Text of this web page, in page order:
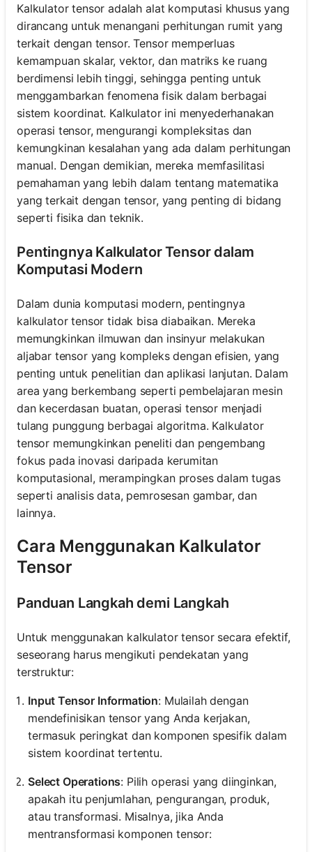
Kalkulator tensor adalah alat komputasi khusus yang
dirancang untuk menangani perhitungan rumit yang
terkait dengan tensor. Tensor memperluas
kemampuan skalar, vektor, dan matriks ke ruang
berdimensi lebih tinggi, sehingga penting untuk
menggambarkan fenomena fisik dalam berbagai
sistem koordinat. Kalkulator ini menyederhanakan
operasi tensor, mengurangi kompleksitas dan
kemungkinan kesalahan yang ada dalam perhitungan
manual. Dengan demikian, mereka memfasilitasi
pemahaman yang lebih dalam tentang matematika
yang terkait dengan tensor, yang penting di bidang
seperti fisika dan teknik.
Pentingnya Kalkulator Tensor dalam
Komputasi Modern
Dalam dunia komputasi modern, pentingnya
kalkulator tensor tidak bisa diabaikan. Mereka
memungkinkan ilmuwan dan insinyur melakukan
aljabar tensor yang kompleks dengan efisien, yang
penting untuk penelitian dan aplikasi lanjutan. Dalam
area yang berkembang seperti pembelajaran mesin
dan kecerdasan buatan, operasi tensor menjadi
tulang punggung berbagai algoritma. Kalkulator
tensor memungkinkan peneliti dan pengembang
fokus pada inovasi daripada kerumitan
komputasional, merampingkan proses dalam tugas
seperti analisis data, pemrosesan gambar, dan
lainnya.
Cara Menggunakan Kalkulator
Tensor
Panduan Langkah demi Langkah
Untuk menggunakan kalkulator tensor secara efektif,
seseorang harus mengikuti pendekatan yang
terstruktur:
Input Tensor Information: Mulailah dengan
mendefinisikan tensor yang Anda kerjakan,
termasuk peringkat dan komponen spesifik dalam
sistem koordinat tertentu.
Select Operations: Pilih operasi yang diinginkan,
apakah itu penjumlahan, pengurangan, produk,
atau transformasi. Misalnya, jika Anda
mentransformasi komponen tensor: